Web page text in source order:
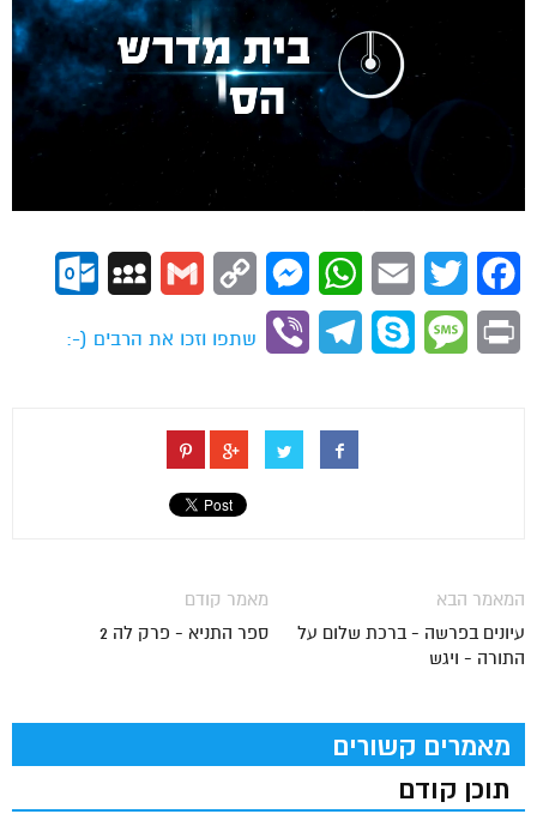
Facebook
Twitter
Email
WhatsApp
Messenger
Copy
Gmail
MySpace
Print
Message
Skype
Telegram
Viber
שתפו וזכו את הרבים (-:
מאמר קודם
ספר התניא - פרק לה 2
המאמר הבא
עיונים בפרשה - ברכת שלום על
התורה - ויגש
מאמרים קשורים
תוכן קודם